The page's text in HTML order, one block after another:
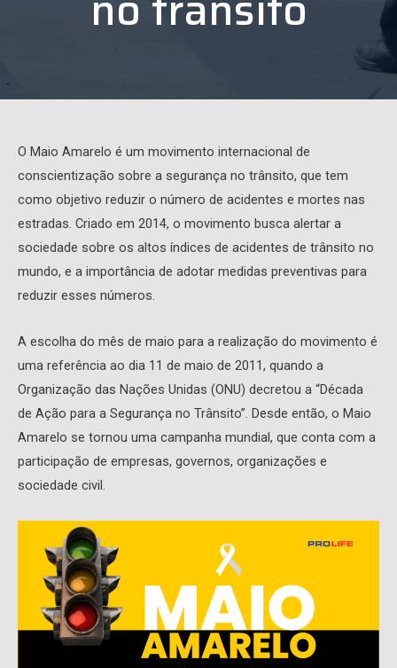
O Maio Amarelo é um movimento internacional de
conscientização sobre a segurança no trânsito, que tem
como objetivo reduzir o número de acidentes e mortes nas
estradas. Criado em 2014, o movimento busca alertar a
sociedade sobre os altos índices de acidentes de trânsito no
mundo, e a importância de adotar medidas preventivas para
reduzir esses números.
A escolha do mês de maio para a realização do movimento é
uma referência ao dia 11 de maio de 2011, quando a
Organização das Nações Unidas (ONU) decretou a “Década
de Ação para a Segurança no Trânsito”. Desde então, o Maio
Amarelo se tornou uma campanha mundial, que conta com a
participação de empresas, governos, organizações e
sociedade civil.